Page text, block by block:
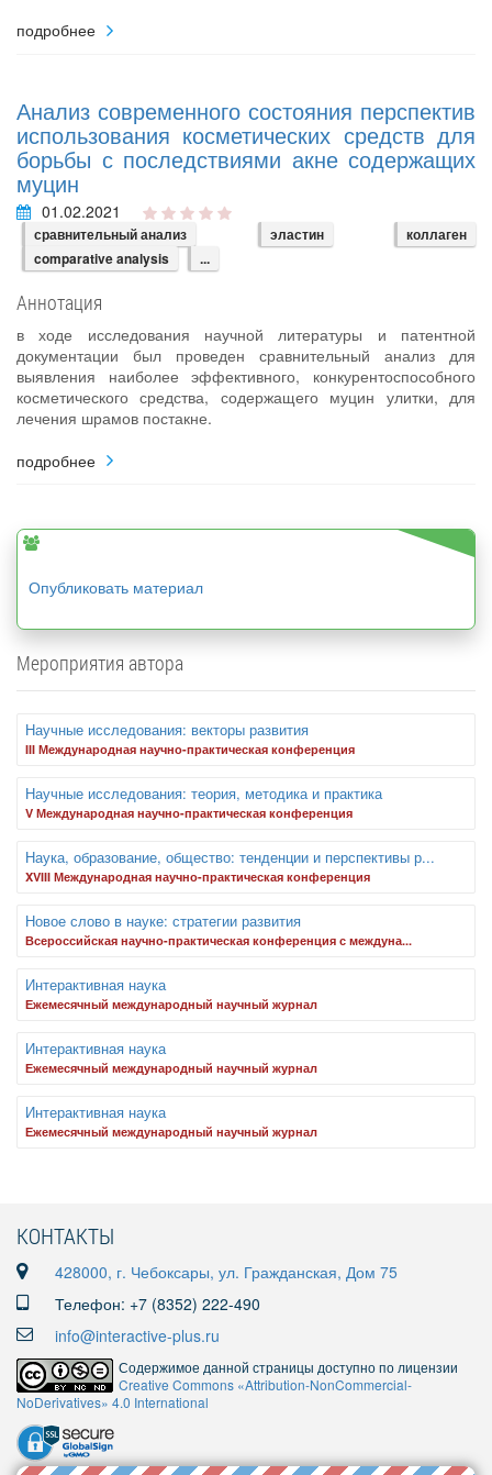
подробнее
Анализ современного состояния перспектив
использования косметических средств для
борьбы с последствиями акне содержащих
муцин
01.02.2021
сравнительный анализ эластин
коллаген
comparative analysis
...
Аннотация
в ходе исследования научной литературы и патентной
документации был проведен сравнительный анализ для
выявления наиболее эффективного, конкурентоспособного
косметического средства, содержащего муцин улитки, для
лечения шрамов постакне.
подробнее
Опубликовать материал
Мероприятия автора
Научные исследования: векторы развития
III Международная научно-практическая конференция
Научные исследования: теория, методика и практика
V Международная научно-практическая конференция
Наука, образование, общество: тенденции и перспективы р...
XVIII Международная научно-практическая конференция
Новое слово в науке: стратегии развития
Всероссийская научно-практическая конференция с междуна...
Интерактивная наука
Ежемесячный международный научный журнал
Интерактивная наука
Ежемесячный международный научный журнал
Интерактивная наука
Ежемесячный международный научный журнал
КОНТАКТЫ
428000, г. Чебоксары, ул. Гражданская, Дом 75
Телефон: +7 (8352) 222-490
info@interactive-plus.ru
Содержимое данной страницы доступно по лицензии
Creative Commons «Attribution-NonCommercial-
NoDerivatives» 4.0 International